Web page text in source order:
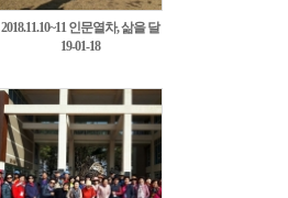
2018.11.10~11 인문열차, 삶을 달
리다 8차탐방11
19-01-18